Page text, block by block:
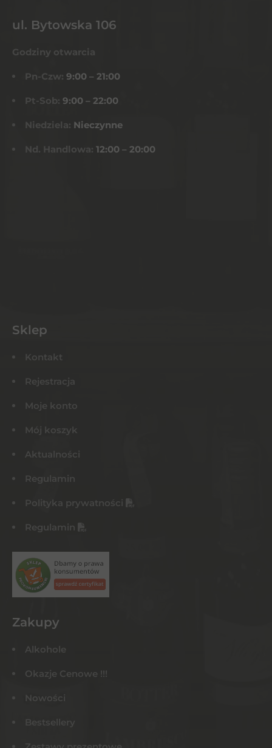
ul. Bytowska 106
Godziny otwarcia
Pn-Czw: 9:00 – 21:00
Pt-Sob: 9:00 – 22:00
Niedziela: Nieczynne
Nd. Handlowa: 12:00 – 20:00
Sklep
Kontakt
Rejestracja
Moje konto
Mój koszyk
Aktualności
Regulamin
Polityka prywatności
Regulamin
Zakupy
Alkohole
Okazje Cenowe !!!
Nowości
Bestsellery